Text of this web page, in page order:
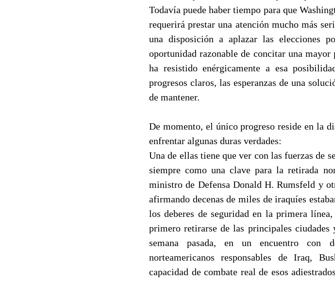
Todavía puede haber tiempo para que
requerirá prestar una atención mucho más
una disposición a aplazar las elecciones
oportunidad razonable de concitar una
ha resistido enérgicamente a esa
progresos claros, las esperanzas de una
de mantener.
De momento, el único progreso reside en la
enfrentar algunas duras verdades:
Una de ellas tiene que ver con las fuerzas de
siempre como una clave para la retirada
ministro de Defensa Donald H. Rumsfeld y
afirmando decenas de miles de iraquíes
los deberes de seguridad en la primera
primero retirarse de las principales
semana pasada, en un encuentro con
norteamericanos responsables de Iraq,
capacidad de combate real de esos